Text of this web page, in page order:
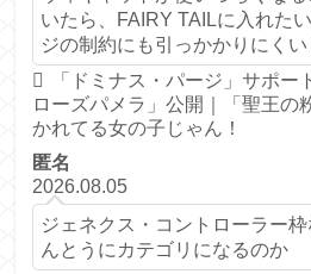
いたら、FAIRY TAILに入れた
ジの制約にも引っかかりにくい
「ドミナス・パージ」サポー
ローズパメラ」公開｜「聖王の
かれてる女の子じゃん！
匿名
2026.08.05
ジェネクス・コントローラー
んとうにカテゴリになるのか